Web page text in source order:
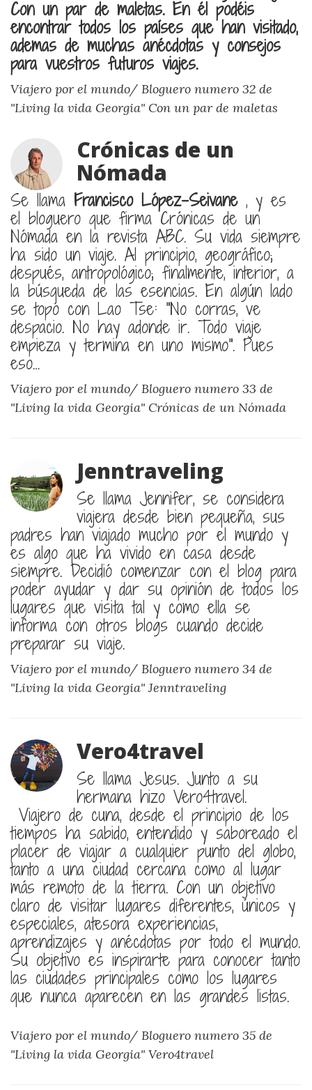
Con un par de maletas. En él podéis
encontrar todos los países que han visitado,
ademas de muchas anécdotas y consejos
para vuestros futuros viajes.
Viajero por el mundo/ Bloguero numero 32 de
"Living la vida Georgia" Con un par de maletas
Crónicas de un
Nómada
Se llama Francisco López-Seivane, y es
el bloguero que firma Crónicas de un
Nómada en la revista ABC. Su vida siempre
ha sido un viaje. Al principio, geográfico;
después, antropológico; finalmente, interior, a
la búsqueda de las esencias. En algún lado
se topó con Lao Tse: "No corras, ve
despacio. No hay adonde ir. Todo viaje
empieza y termina en uno mismo". Pues
eso…
Viajero por el mundo/ Bloguero numero 33 de
"Living la vida Georgia" Crónicas de un Nómada
Jenntraveling
Se llama Jennifer, se considera
viajera desde bien pequeña, sus
padres han viajado mucho por el mundo y
es algo que ha vivido en casa desde
siempre. Decidió comenzar con el blog para
poder ayudar y dar su opinión de todos los
lugares que visita tal y como ella se
informa con otros blogs cuando decide
preparar su viaje.
Viajero por el mundo/ Bloguero numero 34 de
"Living la vida Georgia"Jenntraveling
Vero4travel
Se llama Jesus. Junto a su
hermana hizo Vero4travel.
Viajero de cuna, desde el principio de los
tiempos ha sabido, entendido y saboreado el
placer de viajar a cualquier punto del globo,
tanto a una ciudad cercana como al lugar
más remoto de la tierra. Con un objetivo
claro de visitar lugares diferentes, únicos y
especiales, atesora experiencias,
aprendizajes y anécdotas por todo el mundo.
Su objetivo es inspirarte para conocer tanto
las ciudades principales como los lugares
que nunca aparecen en las grandes listas.
Viajero por el mundo/ Bloguero numero 35 de
"Living la vida Georgia" Vero4travel